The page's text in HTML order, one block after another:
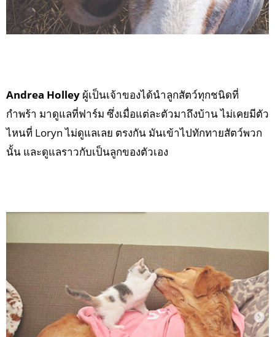
Andrea Holley ผู้เป็นเจ้าของได้นำลูกสัตว์ทุกชนิดที่
กำพร้า มาดูแลที่ฟาร์ม ซึ่งเมื่อแต่ละตัวมาถึงบ้าน ไม่เคยมีตัว
ไหนที่ Loryn ไม่ดูแลเลย ตรงกัน มันเข้าไปทักทายสัตว์พวก
นั้น และดูแลราวกับเป็นลูกของตัวเอง